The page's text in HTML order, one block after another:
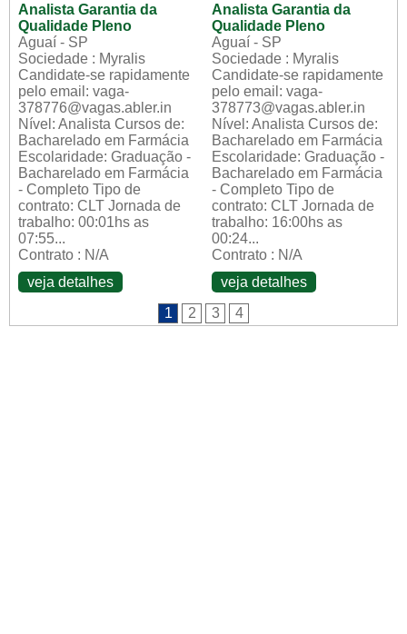
Analista Garantia da
Qualidade Pleno
Aguaí - SP
Sociedade : Myralis
Candidate-se rapidamente
pelo email: vaga-
378776@vagas.abler.in
Nível: Analista Cursos de:
Bacharelado em Farmácia
Escolaridade: Graduação -
Bacharelado em Farmácia
- Completo Tipo de
contrato: CLT Jornada de
trabalho: 00:01hs as
07:55...
Contrato : N/A
veja detalhes
Analista Garantia da
Qualidade Pleno
Aguaí - SP
Sociedade : Myralis
Candidate-se rapidamente
pelo email: vaga-
378773@vagas.abler.in
Nível: Analista Cursos de:
Bacharelado em Farmácia
Escolaridade: Graduação -
Bacharelado em Farmácia
- Completo Tipo de
contrato: CLT Jornada de
trabalho: 16:00hs as
00:24...
Contrato : N/A
veja detalhes
1
2 3 4